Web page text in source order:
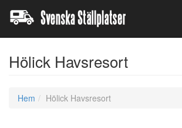
Hölick Havsresort
Hem Hölick Havsresort